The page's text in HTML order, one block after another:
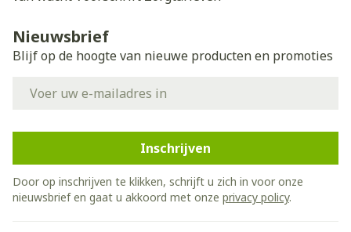
Nieuwsbrief
Blijf op de hoogte van nieuwe producten en promoties
Inschrijven
Door op inschrijven te klikken, schrijft u zich in voor onze
nieuwsbrief en gaat u akkoord met onze privacy policy.